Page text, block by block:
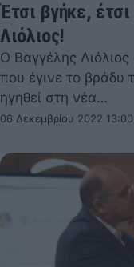
Έτσι βγήκε,
Λιόλιος!
Ο Βαγγέλης
που έγινε το βράδυ
ηγηθεί στη νέα…
06 Δεκεμβρίου 2022 13:00